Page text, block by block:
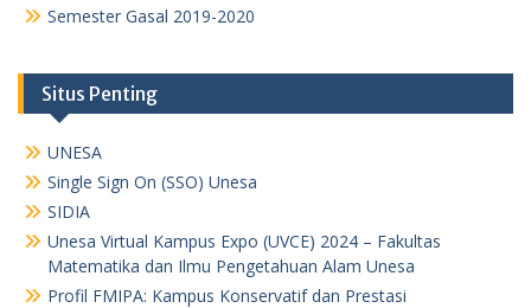
Semester Gasal 2019-2020
Situs Penting
UNESA
Single Sign On (SSO) Unesa
SIDIA
Unesa Virtual Kampus Expo (UVCE) 2024 – Fakultas
Matematika dan Ilmu Pengetahuan Alam Unesa
Profil FMIPA: Kampus Konservatif dan Prestasi